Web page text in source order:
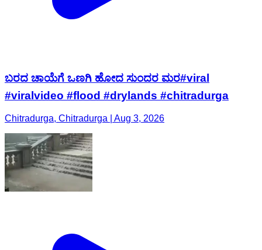
ಬರದ ಚಾಯೆಗೆ ಒಣಗಿ ಹೋದ ಸುಂದರ ಮರ#viral
#viralvideo #flood #drylands #chitradurga
Chitradurga, Chitradurga | Aug 3, 2026